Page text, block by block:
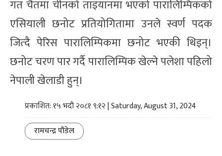
गत चैतमा चीनको ताइयानमा भएको पारालिम्पिकको
एसियाली छनोट प्रतियोगितामा उनले स्वर्ण पदक
जित्दै पेरिस पारालिम्पिकमा छनोट भएकी थिइन्।
छनोट चरण पार गर्दै पारालिम्पिक खेल्ने पलेशा पहिलो
नेपाली खेलाडी हुन्।
प्रकाशित: १५ भदौ २०८१ ९:१२ | Saturday, August 31, 2024
रामचन्द्र पौडेल